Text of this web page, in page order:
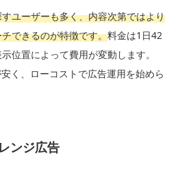
ユーザーも多く、内容次第ではより
できるのが特徴です。料金は1日42
位置によって費用が変動します。
く、ローコストで広告運用を始めら
ンジ広告